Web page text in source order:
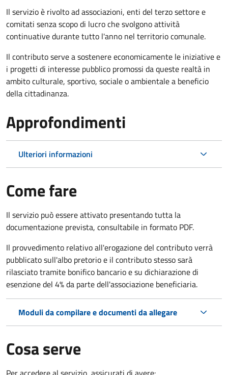
Il servizio è rivolto ad associazioni, enti del terzo settore e
comitati senza scopo di lucro che svolgono attività
continuative durante tutto l'anno nel territorio comunale.
Il contributo serve a sostenere economicamente le iniziative e
i progetti di interesse pubblico promossi da queste realtà in
ambito culturale, sportivo, sociale o ambientale a beneficio
della cittadinanza.
Approfondimenti
Ulteriori informazioni
Come fare
Il servizio può essere attivato presentando tutta la
documentazione prevista, consultabile in formato PDF.
Il provvedimento relativo all'erogazione del contributo verrà
pubblicato sull'albo pretorio e il contributo stesso sarà
rilasciato tramite bonifico bancario e su dichiarazione di
esenzione del 4% da parte dell'associazione beneficiaria.
Moduli da compilare e documenti da allegare
Cosa serve